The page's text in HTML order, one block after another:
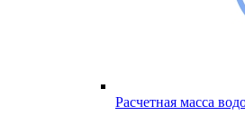
Расчетная масса